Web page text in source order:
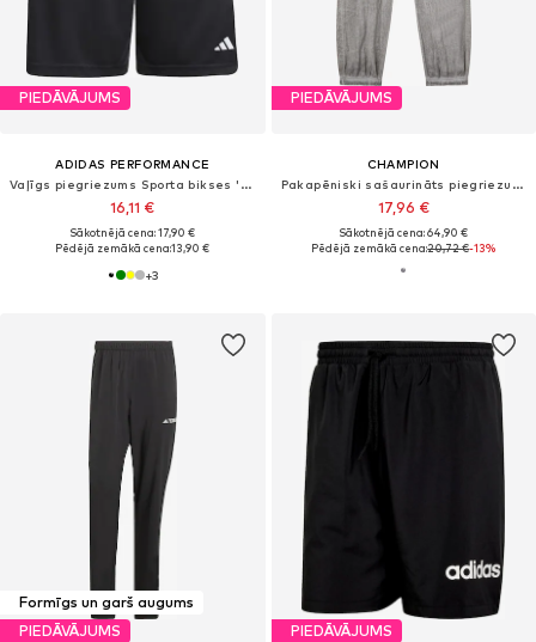
PIEDĀVĀJUMS
ADIDAS PERFORMANCE
Vaļīgs piegriezums Sporta bikses 'Entrada26'
16,11 €
Sākotnējā cena: 17,90 €
Pēdējā zemākā cena:13,90 €
+3
PIEDĀVĀJUMS
CHAMPION
Pakapēniski sašaurināts piegriezums Sporta bikses
17,96 €
Sākotnējā cena: 64,90 €
Pēdējā zemākā cena:20,72 €-13%
Formīgs un garš augums
PIEDĀVĀJUMS
PIEDĀVĀJUMS